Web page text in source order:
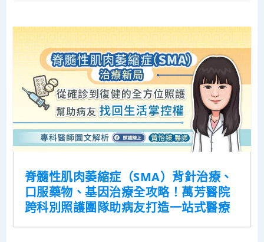
脊髓性肌肉萎縮症（SMA）背針治療、
口服藥物、基因治療全攻略！萬芳醫院
跨科別照護團隊助病友打造一站式醫療